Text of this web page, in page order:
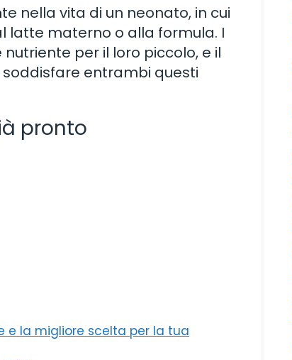
nella vita di un neonato, in cui
latte materno o alla formula. I
per il loro piccolo, e il
entrambi questi
pronto
e la migliore scelta per la tua